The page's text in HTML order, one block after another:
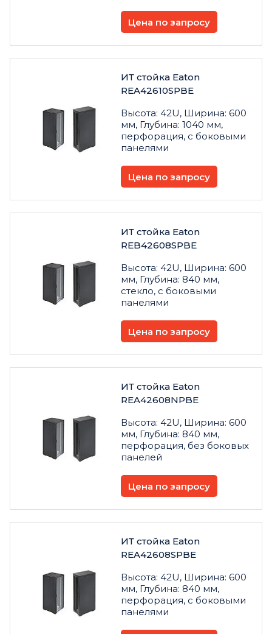
Цена по запросу
ИТ стойка Eaton
REA42610SPBE
Высота: 42U, Ширина: 600
мм, Глубина: 1040 мм,
перфорация, с боковыми
панелями
Цена по запросу
ИТ стойка Eaton
REB42608SPBE
Высота: 42U, Ширина: 600
мм, Глубина: 840 мм,
стекло, с боковыми
панелями
Цена по запросу
ИТ стойка Eaton
REA42608NPBE
Высота: 42U, Ширина: 600
мм, Глубина: 840 мм,
перфорация, без боковых
панелей
Цена по запросу
ИТ стойка Eaton
REA42608SPBE
Высота: 42U, Ширина: 600
мм, Глубина: 840 мм,
перфорация, с боковыми
панелями